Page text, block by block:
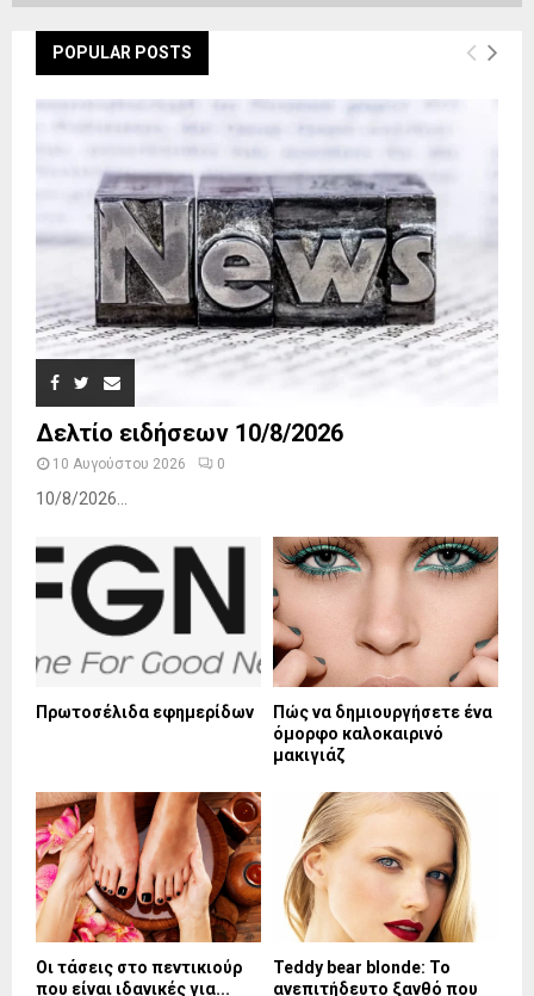
POPULAR POSTS
Δελτίο ειδήσεων 10/8/2026
10 Αυγούστου 2026 0
10/8/2026...
Πρωτοσέλιδα εφημερίδων
Πώς να δημιουργήσετε ένα
όμορφο καλοκαιρινό
μακιγιάζ
Οι τάσεις στο πεντικιούρ
που είναι ιδανικές για...
Teddy bear blonde: Το
ανεπιτήδευτο ξανθό που